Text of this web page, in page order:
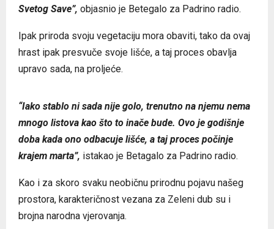
Svetog Save”, objasnio je Betegalo za Padrino radio.
Ipak priroda svoju vegetaciju mora obaviti, tako da ovaj
hrast ipak presvuče svoje lišće, a taj proces obavlja
upravo sada, na proljeće.
“Iako stablo ni sada nije golo, trenutno na njemu nema
mnogo listova kao što to inače bude. Ovo je godišnje
doba kada ono odbacuje lišće, a taj proces počinje
krajem marta”, istakao je Betagalo za Padrino radio.
Kao i za skoro svaku neobičnu prirodnu pojavu našeg
prostora, karakteričnost vezana za Zeleni dub su i
brojna narodna vjerovanja.